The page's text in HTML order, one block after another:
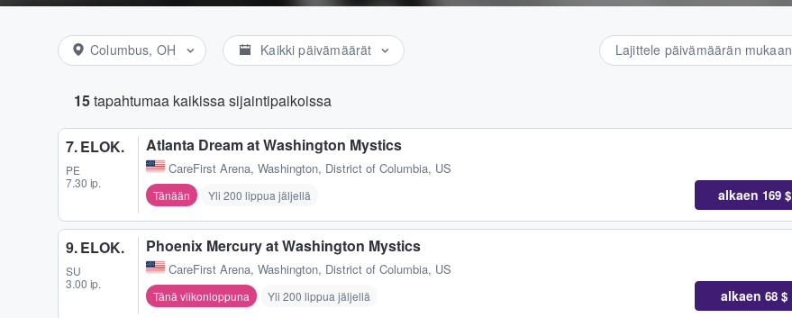
Columbus, OH Kaikki päivämäärät Lajittele päivämäärän mukaan
15tapahtumaa kaikissa sijaintipaikoissa
7. ELOK.
PE
7.30 ip.
Atlanta Dream at Washington Mystics
CareFirst Arena, Washington, District of Columbia, US
Tänään Yli 200 lippua jäljellä alkaen 169 $
9. ELOK.
SU
3.00 ip.
Phoenix Mercury at Washington Mystics
CareFirst Arena, Washington, District of Columbia, US
Tänä viikonloppuna Yli 200 lippua jäljellä alkaen 68 $